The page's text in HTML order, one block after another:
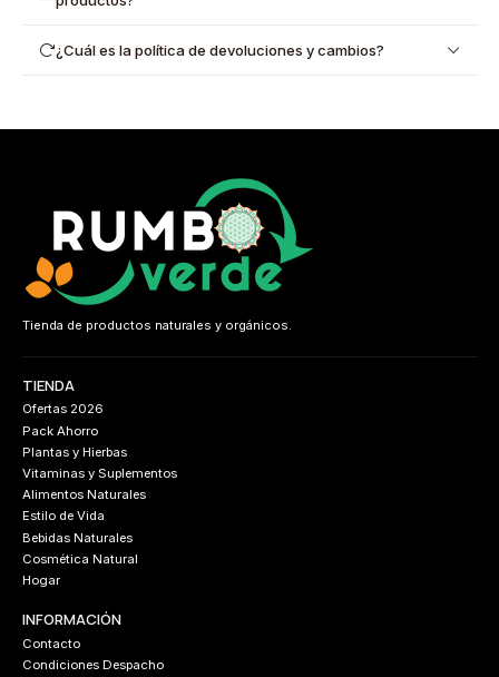
¿Cuál es la política de devoluciones y cambios?
Tienda de productos naturales y orgánicos.
TIENDA
Ofertas 2026
Pack Ahorro
Plantas y Hierbas
Vitaminas y Suplementos
Alimentos Naturales
Estilo de Vida
Bebidas Naturales
Cosmética Natural
Hogar
INFORMACIÓN
Contacto
Condiciones Despacho